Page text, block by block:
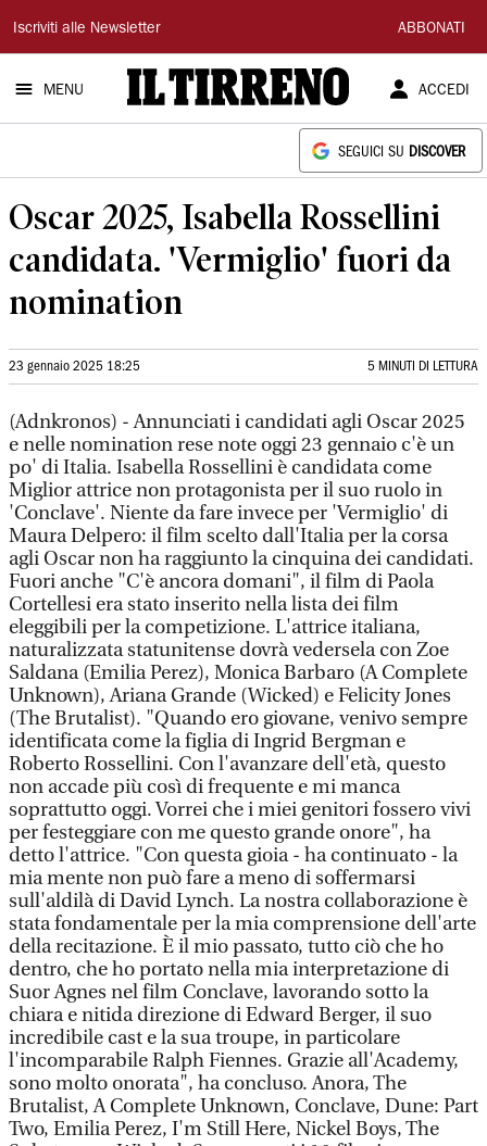
Il
Tirreno
Iscriviti alle Newsletter ABBONATI
MENU ACCEDI
SEGUICI SU DISCOVER
Oscar 2025, Isabella Rossellini
candidata. 'Vermiglio' fuori da
nomination
23 gennaio 2025 18:25 5 MINUTI DI LETTURA
(Adnkronos) - Annunciati i candidati agli Oscar 2025
e nelle nomination rese note oggi 23 gennaio c'è un
po' di Italia. Isabella Rossellini è candidata come
Miglior attrice non protagonista per il suo ruolo in
'Conclave'. Niente da fare invece per 'Vermiglio' di
Maura Delpero: il film scelto dall'Italia per la corsa
agli Oscar non ha raggiunto la cinquina dei candidati.
Fuori anche "C'è ancora domani", il film di Paola
Cortellesi era stato inserito nella lista dei film
eleggibili per la competizione. L'attrice italiana,
naturalizzata statunitense dovrà vedersela con Zoe
Saldana (Emilia Perez), Monica Barbaro (A Complete
Unknown), Ariana Grande (Wicked) e Felicity Jones
(The Brutalist). "Quando ero giovane, venivo sempre
identificata come la figlia di Ingrid Bergman e
Roberto Rossellini. Con l'avanzare dell'età, questo
non accade più così di frequente e mi manca
soprattutto oggi. Vorrei che i miei genitori fossero vivi
per festeggiare con me questo grande onore", ha
detto l'attrice. "Con questa gioia - ha continuato - la
mia mente non può fare a meno di soffermarsi
sull'aldilà di David Lynch. La nostra collaborazione è
stata fondamentale per la mia comprensione dell'arte
della recitazione. È il mio passato, tutto ciò che ho
dentro, che ho portato nella mia interpretazione di
Suor Agnes nel film Conclave, lavorando sotto la
chiara e nitida direzione di Edward Berger, il suo
incredibile cast e la sua troupe, in particolare
l'incomparabile Ralph Fiennes. Grazie all'Academy,
sono molto onorata", ha concluso. Anora, The
Brutalist, A Complete Unknown, Conclave, Dune: Part
Two, Emilia Perez, I'm Still Here, Nickel Boys, The